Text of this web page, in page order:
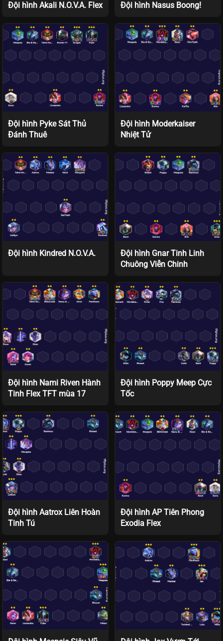
Đội hình Akali N.O.V.A. Flex Đội hình Nasus Boong!
Đội hình Pyke Sát Thủ
Đánh Thuê
Đội hình Moderkaiser
Nhiệt Tử
Đội hình Kindred N.O.V.A.
Đội hình Gnar Tinh Linh
Chuông Viễn Chinh
Đội hình Nami Riven Hành
Tinh Flex TFT mùa 17
Đội hình Poppy Meep Cực
Tốc
Đội hình Aatrox Liên Hoàn
Tinh Tú
Đội hình AP Tiên Phong
Exodia Flex